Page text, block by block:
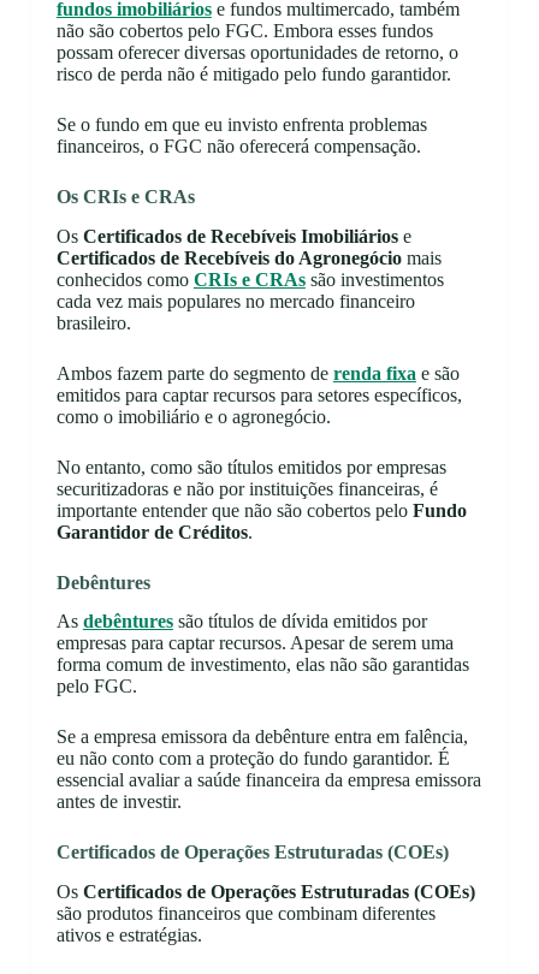
fundos imobiliáriose fundos multimercado, também
não são cobertos pelo FGC. Embora esses fundos
possam oferecer diversas oportunidades de retorno, o
risco de perda não é mitigado pelo fundo garantidor.
Se o fundo em que eu invisto enfrenta problemas
financeiros, o FGC não oferecerá compensação.
Os CRIs e CRAs
Os Certificados de Recebíveis Imobiliários e
Certificados de Recebíveis do Agronegóciomais
conhecidos como CRIs e CRAssão investimentos
cada vez mais populares no mercado financeiro
brasileiro.
Ambos fazem parte do segmento de renda fixa e são
emitidos para captar recursos para setores específicos,
como o imobiliário e o agronegócio.
No entanto, como são títulos emitidos por empresas
securitizadoras e não por instituições financeiras, é
importante entender que não são cobertos pelo Fundo
Garantidor de Créditos.
Debêntures
As debênturessão títulos de dívida emitidos por
empresas para captar recursos. Apesar de serem uma
forma comum de investimento, elas não são garantidas
pelo FGC.
Se a empresa emissora da debênture entra em falência,
eu não conto com a proteção do fundo garantidor. É
essencial avaliar a saúde financeira da empresa emissora
antes de investir.
Certificados de Operações Estruturadas (COEs)
Os Certificados de Operações Estruturadas (COEs)
são produtos financeiros que combinam diferentes
ativos e estratégias.